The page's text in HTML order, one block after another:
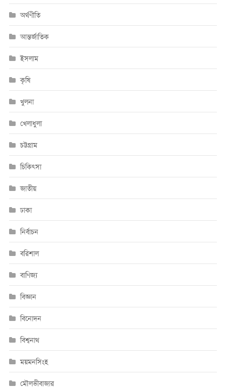
অর্থণীতি
আন্তর্জাতিক
ইসলাম
কৃষি
খুলনা
খেলাধুলা
চট্টগ্রাম
চিকিৎসা
জাতীয়
ঢাকা
নির্বাচন
বরিশাল
বাণিজ্য
বিজ্ঞান
বিনোদন
বিশ্বনাথ
ময়মনসিংহ
মৌলভীবাজার